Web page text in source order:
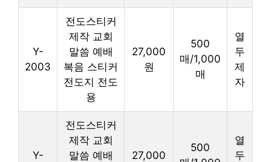
Y-
2003
전도스티커
제작 교회
말씀 예배
복음 스티커
전도지 전도
용
27,000
원
500
매/1,000
매
열
두
제
자
Y-
전도스티커
제작 교회
말씀 예배
27,000
500
열
두